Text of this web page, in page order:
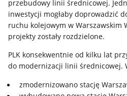
przebudowy linii średnicowej.
inwestycji mogłaby doprowadzić
ruchu kolejowym w Warszawskim
projekty zostały rozdzielone.
PLK konsekwentnie od kilku lat
do modernizacji linii średnicowej.
zmodernizowano stację